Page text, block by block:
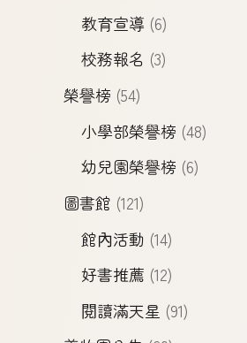
教育宣導 (6)
校務報名 (3)
榮譽榜 (54)
小學部榮譽榜 (48)
幼兒園榮譽榜 (6)
圖書館 (121)
館內活動 (14)
好書推薦 (12)
閱讀滿天星 (91)